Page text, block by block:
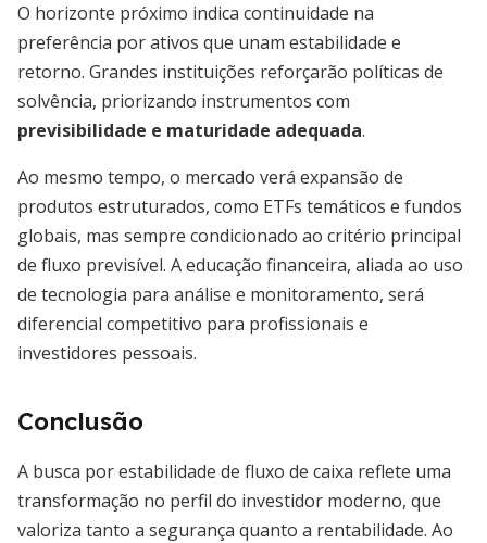
O horizonte próximo indica continuidade na
preferência por ativos que unam estabilidade e
retorno. Grandes instituições reforçarão políticas de
solvência, priorizando instrumentos com
previsibilidade e maturidade adequada.
Ao mesmo tempo, o mercado verá expansão de
produtos estruturados, como ETFs temáticos e fundos
globais, mas sempre condicionado ao critério principal
de fluxo previsível. A educação financeira, aliada ao uso
de tecnologia para análise e monitoramento, será
diferencial competitivo para profissionais e
investidores pessoais.
Conclusão
A busca por estabilidade de fluxo de caixa reflete uma
transformação no perfil do investidor moderno, que
valoriza tanto a segurança quanto a rentabilidade. Ao